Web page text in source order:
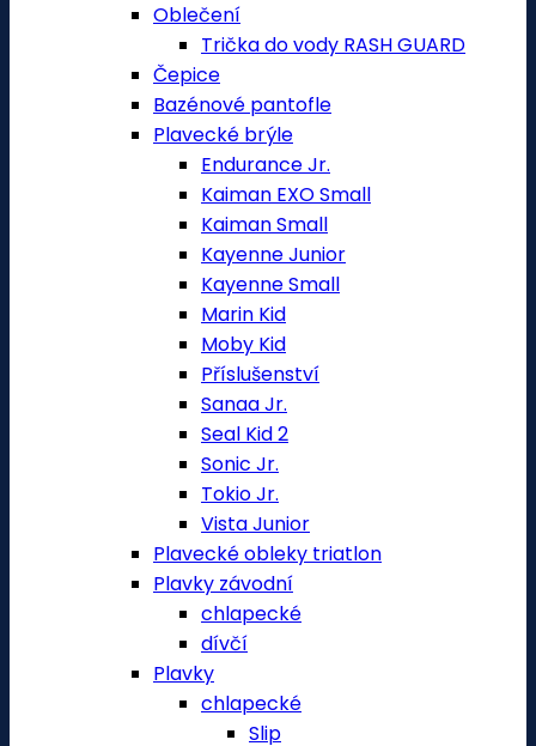
Oblečení
Trička do vody RASH GUARD
Čepice
Bazénové pantofle
Plavecké brýle
Endurance Jr.
Kaiman EXO Small
Kaiman Small
Kayenne Junior
Kayenne Small
Marin Kid
Moby Kid
Příslušenství
Sanaa Jr.
Seal Kid 2
Sonic Jr.
Tokio Jr.
Vista Junior
Plavecké obleky triatlon
Plavky závodní
chlapecké
dívčí
Plavky
chlapecké
Slip